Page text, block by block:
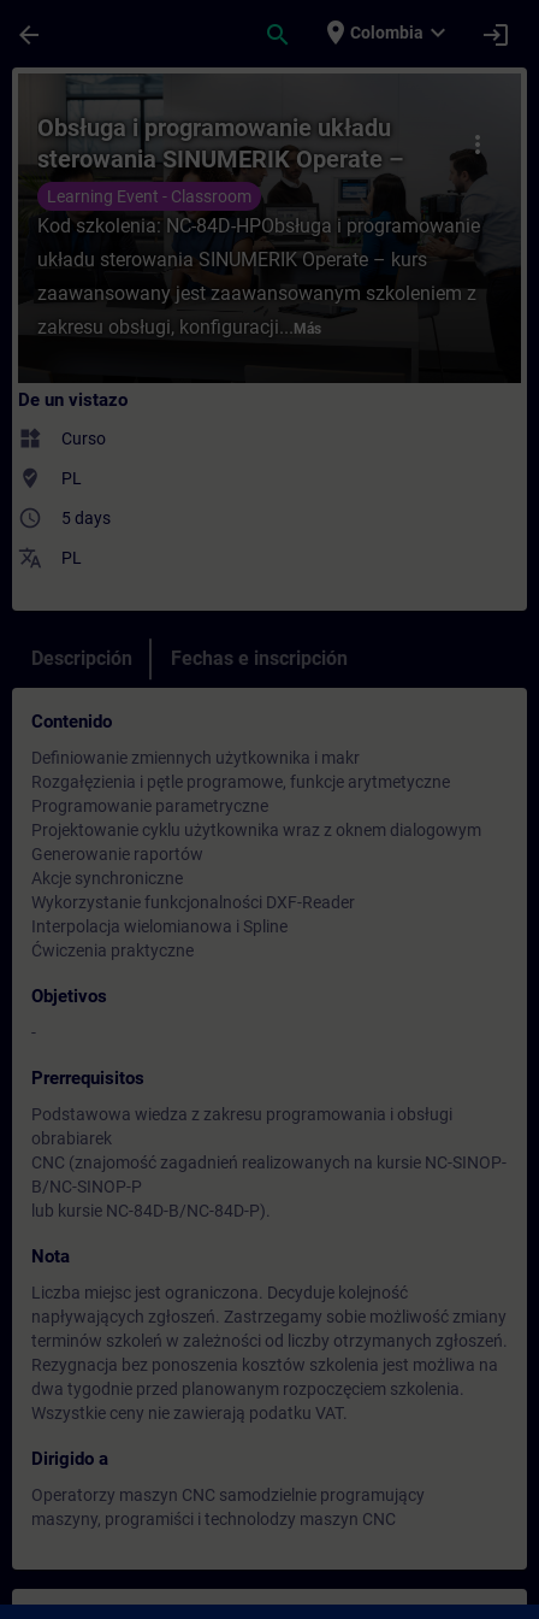
arrow_back search place Colombia expand_more login
Curso - Obsługa i programowanie
more_vert
Obsługa i programowanie układu
sterowania SINUMERIK Operate –
kurs zaawansowany
Learning Event - Classroom
Kod szkolenia: NC-84D-HPObsługa i programowanie
układu sterowania SINUMERIK Operate – kurs
zaawansowany jest zaawansowanym szkoleniem z
zakresu obsługi, konfiguracji... Más
De un vistazo
widgets Curso
where_to_vote PL
access_time 5 days
translate PL
Descripción Fechas e inscripción
Contenido
Definiowanie zmiennych użytkownika i makr
Rozgałęzienia i pętle programowe, funkcje arytmetyczne
Programowanie parametryczne
Projektowanie cyklu użytkownika wraz z oknem dialogowym
Generowanie raportów
Akcje synchroniczne
Wykorzystanie funkcjonalności DXF-Reader
Interpolacja wielomianowa i Spline
Ćwiczenia praktyczne
Objetivos
-
Prerrequisitos
Podstawowa wiedza z zakresu programowania i obsługi
obrabiarek
CNC (znajomość zagadnień realizowanych na kursie NC-SINOP-
B/NC-SINOP-P
lub kursie NC-84D-B/NC-84D-P).
Nota
Liczba miejsc jest ograniczona. Decyduje kolejność
napływających zgłoszeń. Zastrzegamy sobie możliwość zmiany
terminów szkoleń w zależności od liczby otrzymanych zgłoszeń.
Rezygnacja bez ponoszenia kosztów szkolenia jest możliwa na
dwa tygodnie przed planowanym rozpoczęciem szkolenia.
Wszystkie ceny nie zawierają podatku VAT.
Dirigido a
Operatorzy maszyn CNC samodzielnie programujący
maszyny, programiści i technolodzy maszyn CNC